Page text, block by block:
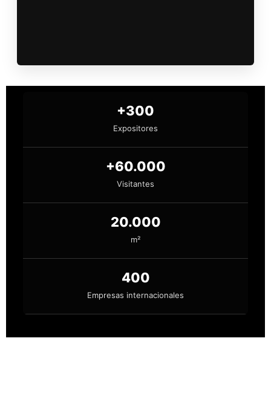
+300
Expositores
+60.000
Visitantes
20.000
m²
400
Empresas internacionales